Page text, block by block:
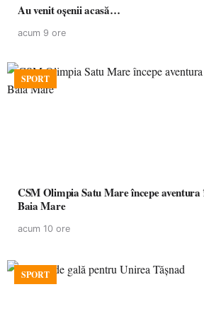
Au venit oșenii acasă…
acum 9 ore
SPORT
CSM Olimpia Satu Mare începe aventura în Cupa României la
Baia Mare
acum 10 ore
SPORT